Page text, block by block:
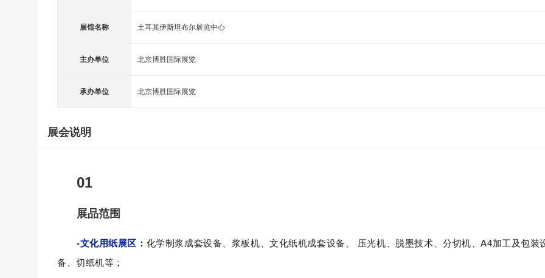
展馆名称 土耳其伊斯坦布尔展览中心
主办单位 北京博胜国际展览
承办单位 北京博胜国际展览
展会说明
01
展品范围
-文化用纸展区： 化学制浆成套设备、浆板机、文化纸机成套设备、 压光机、脱墨技术、分切机、A4加工及包装
备、切纸机等；